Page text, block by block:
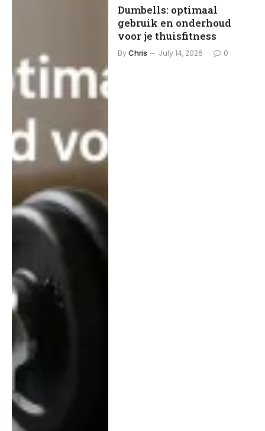
Dumbells: optimaal
gebruik en onderhoud
voor je thuisfitness
ByChris July 14, 2026 0